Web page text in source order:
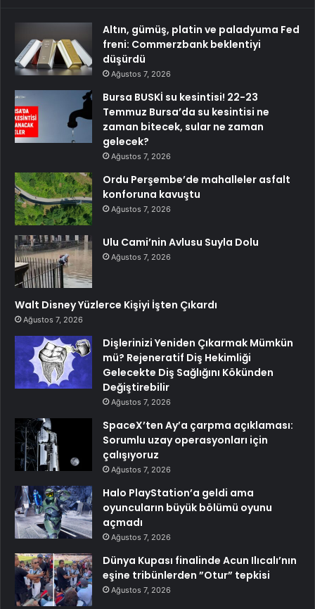
Altın, gümüş, platin ve paladyuma Fed
freni: Commerzbank beklentiyi
düşürdü
Ağustos 7, 2026
Bursa BUSKİ su kesintisi! 22-23
Temmuz Bursa’da su kesintisi ne
zaman bitecek, sular ne zaman
gelecek?
Ağustos 7, 2026
Ordu Perşembe’de mahalleler asfalt
konforuna kavuştu
Ağustos 7, 2026
Ulu Cami’nin Avlusu Suyla Dolu
Ağustos 7, 2026
Walt Disney Yüzlerce Kişiyi İşten Çıkardı
Ağustos 7, 2026
Dişlerinizi Yeniden Çıkarmak Mümkün
mü? Rejeneratif Diş Hekimliği
Gelecekte Diş Sağlığını Kökünden
Değiştirebilir
Ağustos 7, 2026
SpaceX’ten Ay’a çarpma açıklaması:
Sorumlu uzay operasyonları için
çalışıyoruz
Ağustos 7, 2026
Halo PlayStation’a geldi ama
oyuncuların büyük bölümü oyunu
açmadı
Ağustos 7, 2026
Dünya Kupası finalinde Acun Ilıcalı’nın
eşine tribünlerden ”Otur” tepkisi
Ağustos 7, 2026